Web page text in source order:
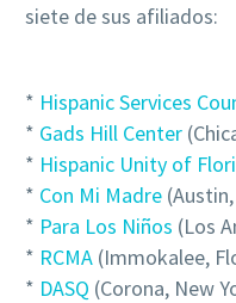
siete de sus afiliados:
* Hispanic Services
* Gads Hill Center
* Hispanic Unity of
* Con Mi Madre
* Para Los Niños (Los
* RCMA (Immokalee,
* DASQ (Corona, New